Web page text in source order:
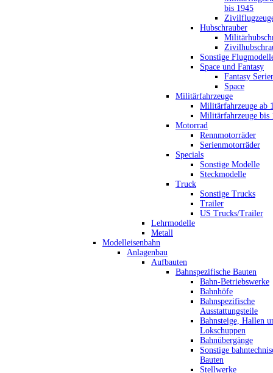
bis 1945
Hubschrauber
Sonstige
Space und Fantasy
Fantasy
Space
Militärfahrzeuge
Militärfahrzeuge ab
Militärfahrzeuge bis
Motorrad
Rennmotorräder
Serienmotorräder
Specials
Sonstige Modelle
Steckmodelle
Truck
Sonstige Trucks
Trailer
US Trucks/Trailer
Lehrmodelle
Metall
Modelleisenbahn
Anlagenbau
Aufbauten
Bahnspezifische Bauten
Bahn-Betriebswerke
Bahnhöfe
Bahnspezifische
Ausstattungsteile
Bahnsteige, Hallen
Lokschuppen
Bahnübergänge
Sonstige
Bauten
Stellwerke